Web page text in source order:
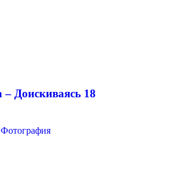
Доискиваясь 18
Фотография